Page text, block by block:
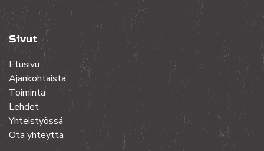
Sivut
Etusivu
Ajankohtaista
Toiminta
Lehdet
Yhteistyössä
Ota yhteyttä